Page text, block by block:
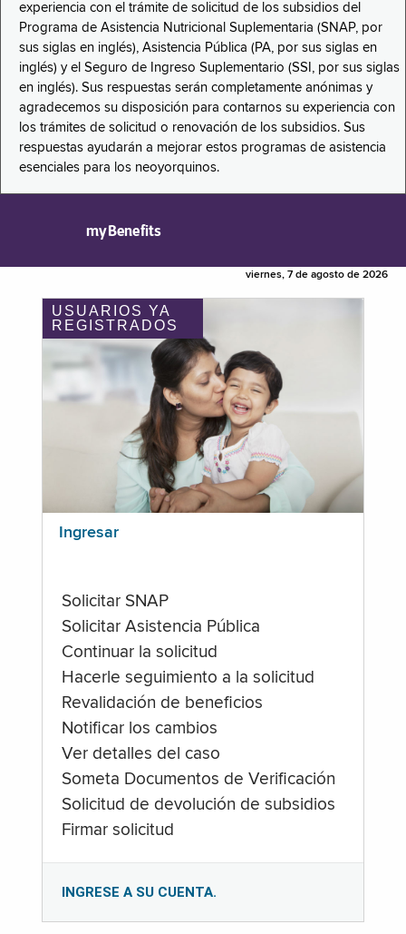
experiencia con el trámite de solicitud de los subsidios del
Programa de Asistencia Nutricional Suplementaria (SNAP, por
sus siglas en inglés), Asistencia Pública (PA, por sus siglas en
inglés) y el Seguro de Ingreso Suplementario (SSI, por sus siglas
en inglés). Sus respuestas serán completamente anónimas y
agradecemos su disposición para contarnos su experiencia con
los trámites de solicitud o renovación de los subsidios. Sus
respuestas ayudarán a mejorar estos programas de asistencia
esenciales para los neoyorquinos.
myBenefits
viernes, 7 de agosto de 2026
USUARIOS YA
REGISTRADOS
Ingresar
Solicitar SNAP
Solicitar Asistencia Pública
Continuar la solicitud
Hacerle seguimiento a la solicitud
Revalidación de beneficios
Notificar los cambios
Ver detalles del caso
Someta Documentos de Verificación
Solicitud de devolución de subsidios
Firmar solicitud
INGRESE A SU CUENTA.